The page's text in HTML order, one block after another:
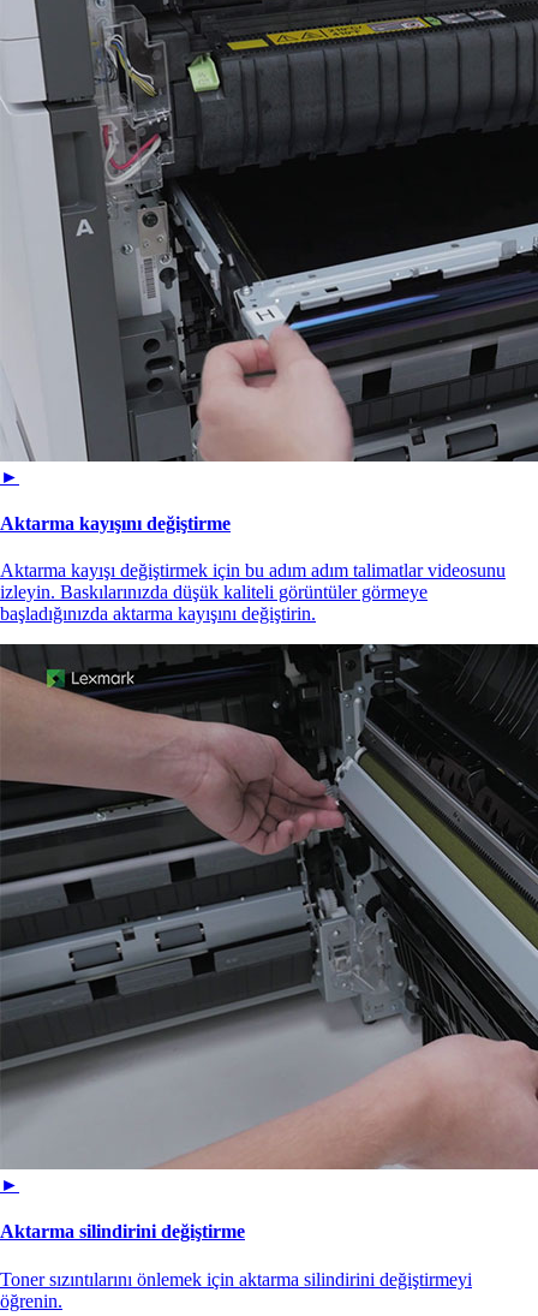
►
Aktarma kayışını değiştirme
Aktarma kayışı değiştirmek için bu adım adım talimatlar videosunu
izleyin. Baskılarınızda düşük kaliteli görüntüler görmeye
başladığınızda aktarma kayışını değiştirin.
►
Aktarma silindirini değiştirme
Toner sızıntılarını önlemek için aktarma silindirini değiştirmeyi
öğrenin.